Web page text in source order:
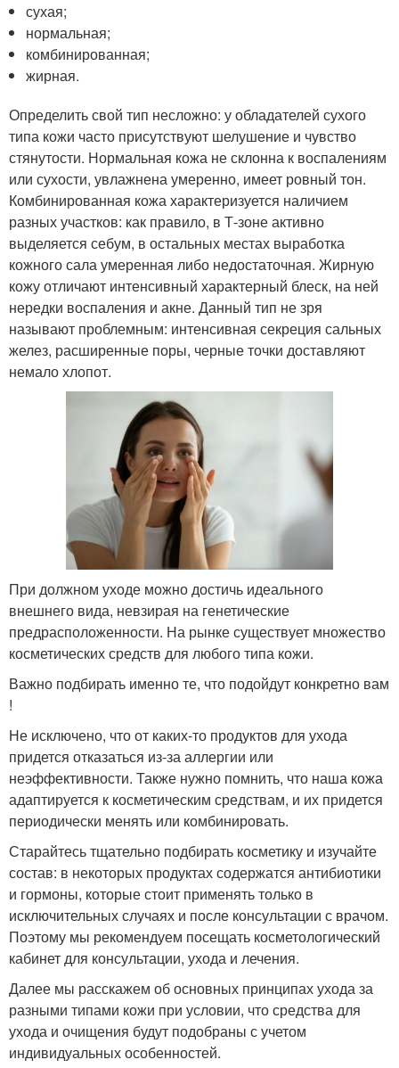
сухая;
нормальная;
комбинированная;
жирная.
Определить свой тип несложно: у обладателей сухого
типа кожи часто присутствуют шелушение и чувство
стянутости. Нормальная кожа не склонна к воспалениям
или сухости, увлажнена умеренно, имеет ровный тон.
Комбинированная кожа характеризуется наличием
разных участков: как правило, в Т-зоне активно
выделяется себум, в остальных местах выработка
кожного сала умеренная либо недостаточная. Жирную
кожу отличают интенсивный характерный блеск, на ней
нередки воспаления и акне. Данный тип не зря
называют проблемным: интенсивная секреция сальных
желез, расширенные поры, черные точки доставляют
немало хлопот.
При должном уходе можно достичь идеального
внешнего вида, невзирая на генетические
предрасположенности. На рынке существует множество
косметических средств для любого типа кожи.
Важно подбирать именно те, что подойдут конкретно вам
!
Не исключено, что от каких-то продуктов для ухода
придется отказаться из-за аллергии или
неэффективности. Также нужно помнить, что наша кожа
адаптируется к косметическим средствам, и их придется
периодически менять или комбинировать.
Старайтесь тщательно подбирать косметику и изучайте
состав: в некоторых продуктах содержатся антибиотики
и гормоны, которые стоит применять только в
исключительных случаях и после консультации с врачом.
Поэтому мы рекомендуем посещать косметологический
кабинет для консультации, ухода и лечения.
Далее мы расскажем об основных принципах ухода за
разными типами кожи при условии, что средства для
ухода и очищения будут подобраны с учетом
индивидуальных особенностей.